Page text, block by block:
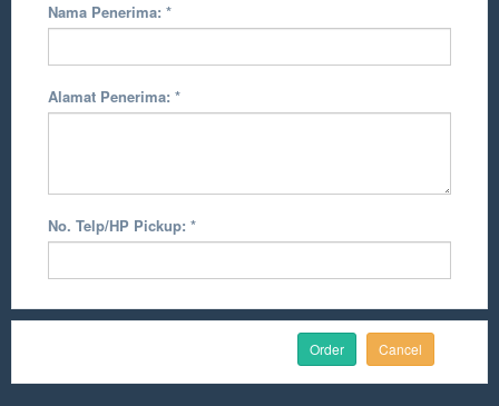
Nama Penerima: *
Alamat Penerima: *
No. Telp/HP Pickup: *
Cancel